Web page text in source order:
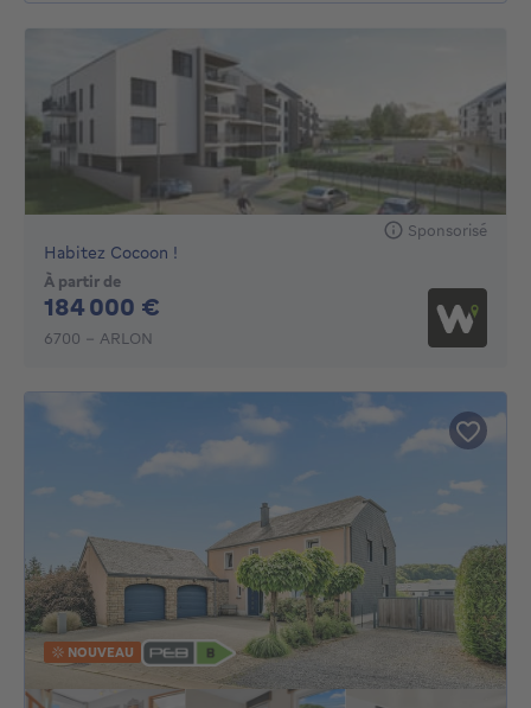
Sponsorisé
Habitez Cocoon !
À partir de
184 000 €
6700 - ARLON
NOUVEAU